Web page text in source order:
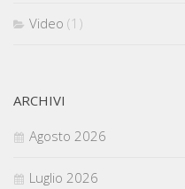
Video (1)
ARCHIVI
Agosto 2026
Luglio 2026